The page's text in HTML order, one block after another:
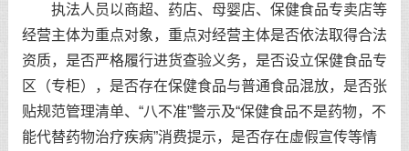
执法人员以商超、药店、母婴店、保健食品专卖店等
经营主体为重点对象，重点对经营主体是否依法取得合法
资质，是否严格履行进货查验义务，是否设立保健食品专
区（专柜），是否存在保健食品与普通食品混放，是否张
贴规范管理清单、“八不准”警示及“保健食品不是药物，不
能代替药物治疗疾病”消费提示，是否存在虚假宣传等情